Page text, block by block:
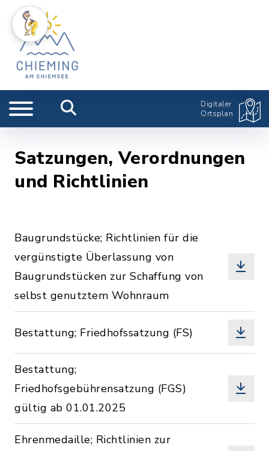
Digitaler
Ortsplan
Satzungen, Verordnungen
und Richtlinien
Baugrundstücke; Richtlinien für die
vergünstigte Überlassung von
Baugrundstücken zur Schaffung von
selbst genutztem Wohnraum
Bestattung; Friedhofssatzung (FS)
Bestattung;
Friedhofsgebührensatzung (FGS)
gültig ab 01.01.2025
Ehrenmedaille; Richtlinien zur